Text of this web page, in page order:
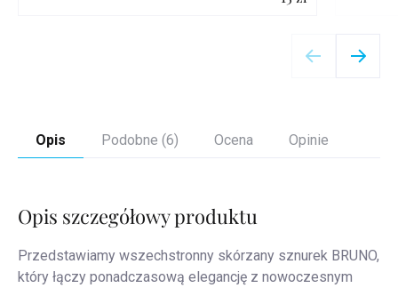
Opis Podobne (6) Ocena Opinie
Opis szczegółowy produktu
Przedstawiamy wszechstronny skórzany sznurek BRUNO,
który łączy ponadczasową elegancję z nowoczesnym